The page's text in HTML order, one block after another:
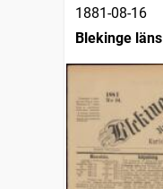
1881-08-16
Blekinge